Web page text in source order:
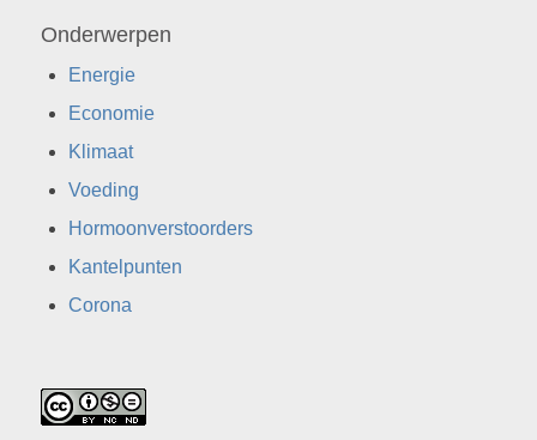
Onderwerpen
Energie
Economie
Klimaat
Voeding
Hormoonverstoorders
Kantelpunten
Corona